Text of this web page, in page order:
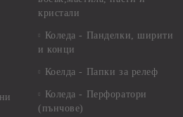
кристали
Коледа - Панделки, ширити
и конци
Коелда - Папки за релеф
Коледа - Перфоратори
(пънчове)